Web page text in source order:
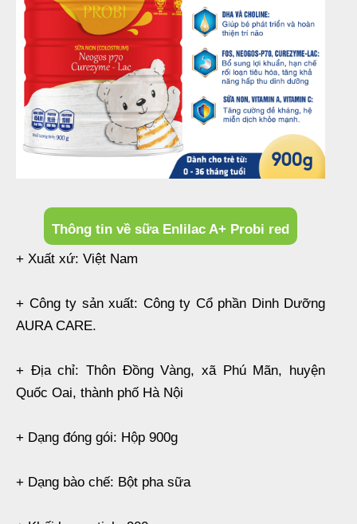
Thông tin về sữa Enlilac A+ Probi red
+ Xuất xứ: Việt Nam
+ Công ty sản xuất: Công ty Cổ phần Dinh Dưỡng
AURA CARE.
+ Địa chỉ: Thôn Đồng Vàng, xã Phú Mãn, huyện
Quốc Oai, thành phố Hà Nội
+ Dạng đóng gói: Hộp 900g
+ Dạng bào chế: Bột pha sữa